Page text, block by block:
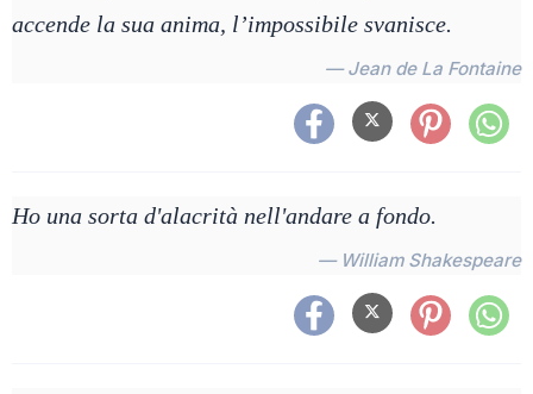
accende la sua anima, l’impossibile svanisce.
— Jean de La Fontaine
Ho una sorta d'alacrità nell'andare a fondo.
— William Shakespeare